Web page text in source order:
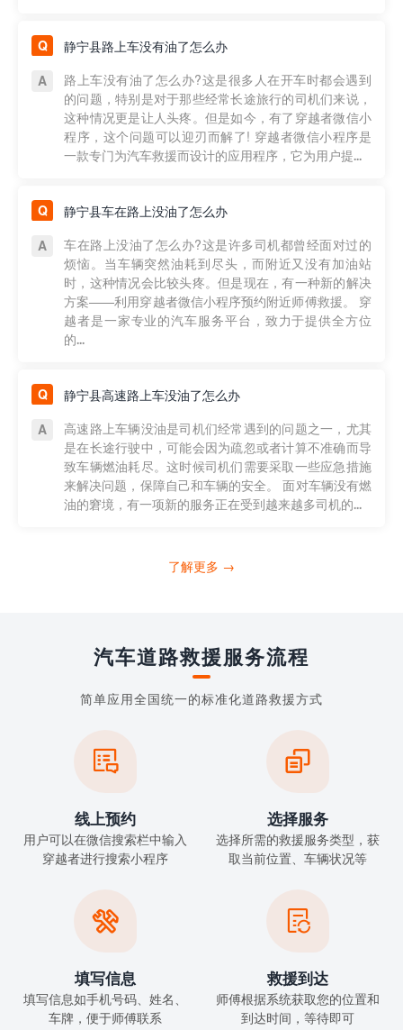
静宁县路上车没有油了怎么办
路上车没有油了怎么办?这是很多人在开车时都会遇到
的问题，特别是对于那些经常长途旅行的司机们来说，
这种情况更是让人头疼。但是如今，有了穿越者微信小
程序，这个问题可以迎刃而解了! 穿越者微信小程序是
一款专门为汽车救援而设计的应用程序，它为用户提...
静宁县车在路上没油了怎么办
车在路上没油了怎么办?这是许多司机都曾经面对过的
烦恼。当车辆突然油耗到尽头，而附近又没有加油站
时，这种情况会比较头疼。但是现在，有一种新的解决
方案——利用穿越者微信小程序预约附近师傅救援。 穿
越者是一家专业的汽车服务平台，致力于提供全方位
的...
静宁县高速路上车没油了怎么办
高速路上车辆没油是司机们经常遇到的问题之一，尤其
是在长途行驶中，可能会因为疏忽或者计算不准确而导
致车辆燃油耗尽。这时候司机们需要采取一些应急措施
来解决问题，保障自己和车辆的安全。 面对车辆没有燃
油的窘境，有一项新的服务正在受到越来越多司机的...
了解更多 →
汽车道路救援服务流程
简单应用全国统一的标准化道路救援方式

线上预约
用户可以在微信搜索栏中输入
穿越者进行搜索小程序

选择服务
选择所需的救援服务类型，获
取当前位置、车辆状况等

填写信息
填写信息如手机号码、姓名、
车牌，便于师傅联系

救援到达
师傅根据系统获取您的位置和
到达时间，等待即可